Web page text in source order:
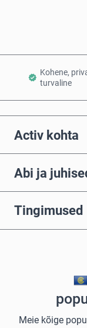
Kohene,
turvaline
Activ kohta
Abi ja
Tingimused
Meie kõige